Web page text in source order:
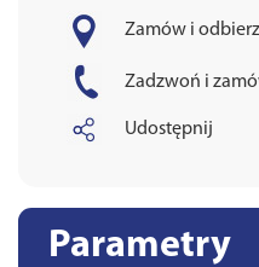
Zamów i
Zadzwoń i
Udostępnij
Parametry